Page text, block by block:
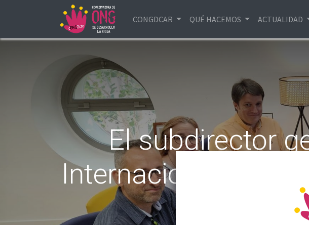
CONGDCAR QUÉ HACEMOS ACTUALIDAD
El subdirector
Internacional y
con